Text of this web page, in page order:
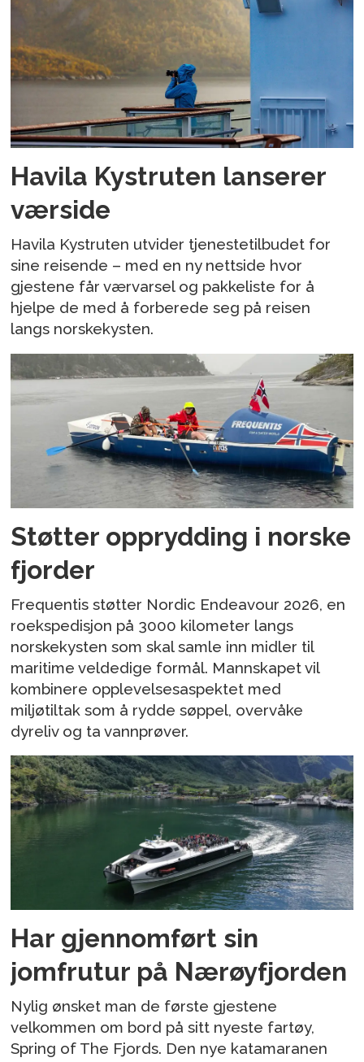
Havila Kystruten lanserer
værside
Havila Kystruten utvider tjenestetilbudet for
sine reisende – med en ny nettside hvor
gjestene får værvarsel og pakkeliste for å
hjelpe de med å forberede seg på reisen
langs norskekysten.
Støtter opprydding i norske
fjorder
Frequentis støtter Nordic Endeavour 2026, en
roekspedisjon på 3000 kilometer langs
norskekysten som skal samle inn midler til
maritime veldedige formål. Mannskapet vil
kombinere opplevelsesaspektet med
miljøtiltak som å rydde søppel, overvåke
dyreliv og ta vannprøver.
Har gjennomført sin
jomfrutur på Nærøyfjorden
Nylig ønsket man de første gjestene
velkommen om bord på sitt nyeste fartøy,
Spring of The Fjords. Den nye katamaranen